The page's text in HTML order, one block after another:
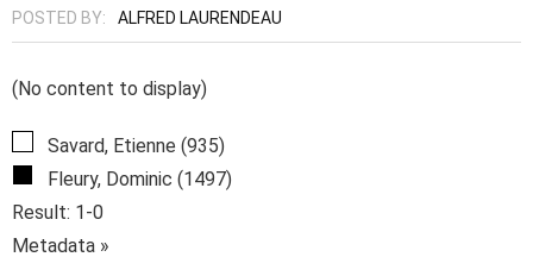
POSTED BY:
ALFRED LAURENDEAU
(No content to display)
Savard, Etienne (935)
Fleury, Dominic (1497)
Result: 1-0
Metadata »